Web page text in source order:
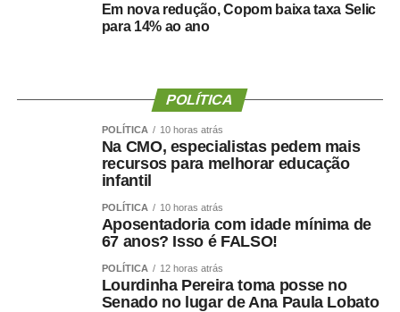
“A taxa de juros real, aproximadamente de 10%, supera
com folga a taxa de equilíbrio estimada pelo próprio
combate à inflação”.
Entre as organizações de trabalhadores, a Força Sindical
também classificou como insuficiente a redução de 0,25
ponto percentual na Selic. Para a central sindical, juros
elevados encarecem o crédito, reduzem investimentos,
desestimulam o consumo e comprometem a geração de
“Perdemos uma excelente oportunidade de promover
uma redução drástica da taxa de juros, dar uma injeção
Em nova redução, Copom baixa taxa Selic
para 14% ao ano
POLÍTICA
POLÍTICA 10 horas atrás
Na CMO, especialistas pedem mais
recursos para melhorar educação
infantil
POLÍTICA 10 horas atrás
Aposentadoria com idade mínima de
67 anos? Isso é FALSO!
POLÍTICA 12 horas atrás
Lourdinha Pereira toma posse no
Senado no lugar de Ana Paula Lobato